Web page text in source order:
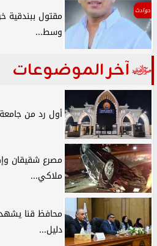
حوادث
مقتول
وسط...
آخر الموضوعات
أول رد من
مصرع شقيقان
ملاكي...
محافظ قنا
دليل...